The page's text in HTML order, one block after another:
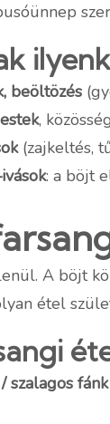
beöltözés
,
(zajkeltés,
: a böjt
A böjt
étel
szalagos fánk